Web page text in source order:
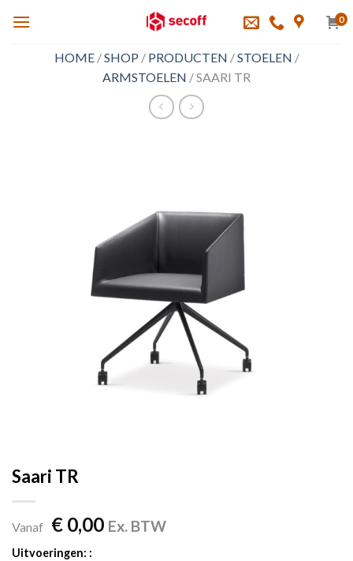
0
HOME/SHOP / PRODUCTEN /STOELEN /
ARMSTOELEN /SAARI TR
Saari TR
Vanaf €0,00 Ex. BTW
Uitvoeringen: :